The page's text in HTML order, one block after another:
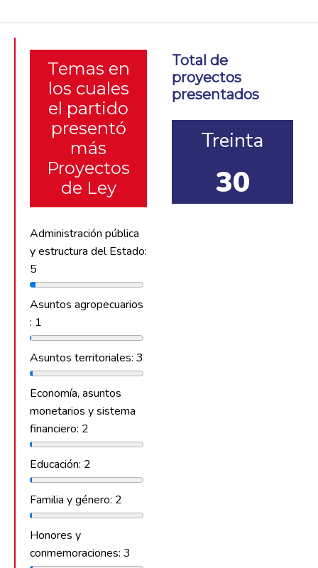
Temas en
los cuales
el partido
presentó
más
Proyectos
de Ley
Administración pública
y estructura del Estado:
5
Asuntos agropecuarios
: 1
Asuntos territoriales: 3
Economía, asuntos
monetarios y sistema
financiero: 2
Educación: 2
Familia y género: 2
Honores y
conmemoraciones: 3
Total de
proyectos
presentados
Treinta
30